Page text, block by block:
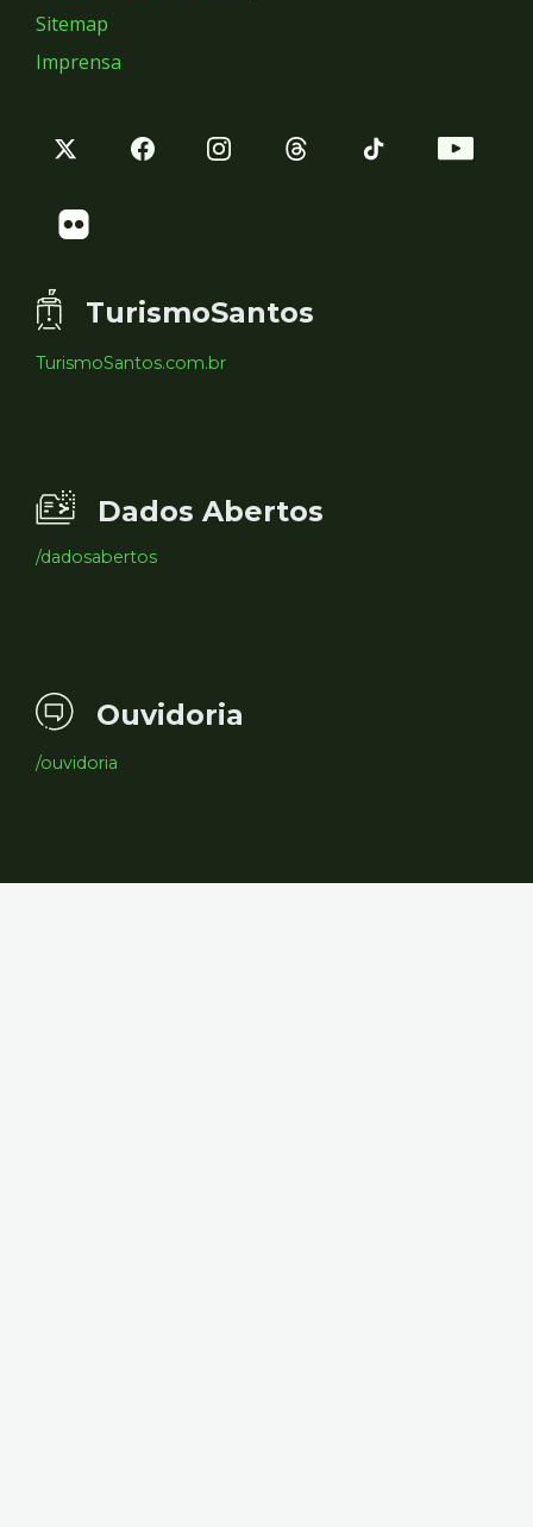
Sitemap
Imprensa
TurismoSantos
TurismoSantos.com.br
Dados Abertos
/dadosabertos
Ouvidoria
/ouvidoria